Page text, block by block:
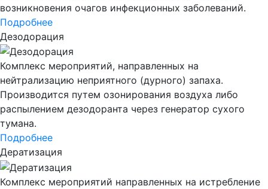
возникновения очагов инфекционных заболеваний.
Подробнее
Дезодорация
Комплекс мероприятий, направленных на
нейтрализацию неприятного (дурного) запаха.
Производится путем озонирования воздуха либо
распылением дезодоранта через генератор сухого
тумана.
Подробнее
Дератизация
Комплекс мероприятий направленных на истребление